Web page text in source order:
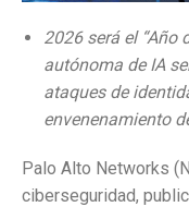
2026 será el “Año
autónoma de IA
ataques de
envenenamiento
Palo Alto Networks
ciberseguridad,